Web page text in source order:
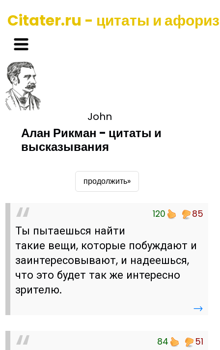
Citater.ru - цитаты и
John
Алан Рикман - цитаты и
высказывания
продолжить»
120 85
Ты пытаешься найти
такие вещи, которые побуждают и
заинтересовывают, и надеешься,
что это будет так же интересно
зрителю.
→
84 51